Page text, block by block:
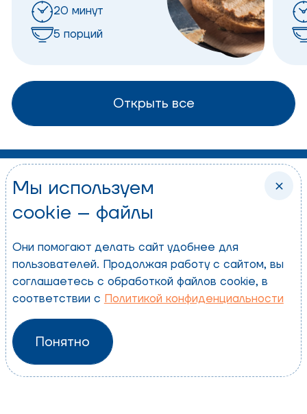
20 минут
5 порций
15
Открыть все
Политика конфиденциальности
Пользовательское соглашение
Мы используем
cookie – файлы
Они помогают делать сайт удобнее для
пользователей. Продолжая работу с сайтом, вы
соглашаетесь с обработкой файлов cookie, в
соответствии с Политикой конфиденциальности
Понятно